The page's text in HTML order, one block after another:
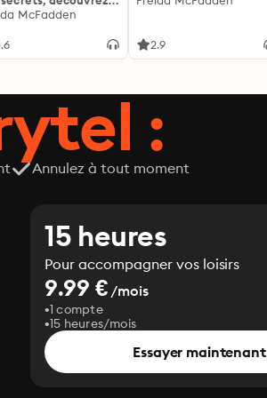
...
McFadden
2.9
:
Annulez à tout moment
15 heures
Pour accompagner vos loisirs
9.99 €/mois
1 compte
15 heures/mois
Essayer maintenant